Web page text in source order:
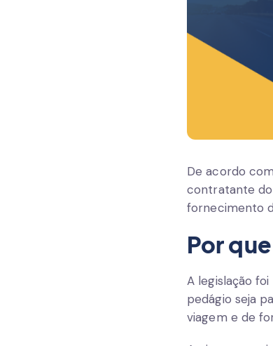
De acordo
contratante
fornecimento
Por
A legislação
pedágio seja
viagem e de